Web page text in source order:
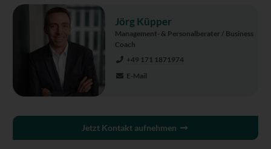
Jörg Küpper
Management- & Personalberater / Business
Coach
+49 171 1871974
E-Mail
Jetzt Kontakt aufnehmen